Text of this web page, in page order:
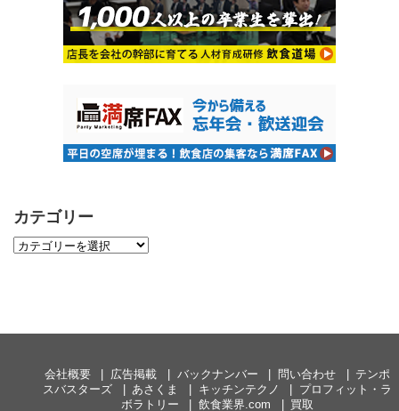
カテゴリー
会社概要 広告掲載 バックナンバー 問い合わせ
テンポ
スバスターズ
あさくま キッチンテクノ
プロフィット・ラ
ボラトリー
飲食業界.com 買取